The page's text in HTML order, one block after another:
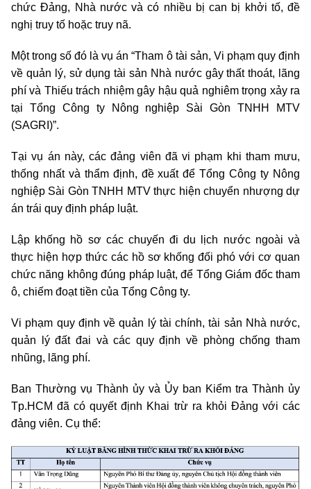
chức Đảng, Nhà nước và có nhiều bị can bị khởi tố, đề
nghị truy tố hoặc truy nã.
Một trong số đó là vụ án “Tham ô tài sản, Vi phạm quy định
về quản lý, sử dụng tài sản Nhà nước gây thất thoát, lãng
phí và Thiếu trách nhiệm gây hậu quả nghiêm trọng xảy ra
tại Tổng Công ty Nông nghiệp Sài Gòn TNHH MTV
(SAGRI)”.
Tại vụ án này, các đảng viên đã vi phạm khi tham mưu,
thống nhất và thẩm định, đề xuất để Tổng Công ty Nông
nghiệp Sài Gòn TNHH MTV thực hiện chuyển nhượng dự
án trái quy định pháp luật.
Lập khống hồ sơ các chuyến đi du lịch nước ngoài và
thực hiện hợp thức các hồ sơ khống đối phó với cơ quan
chức năng không đúng pháp luật, để Tổng Giám đốc tham
ô, chiếm đoạt tiền của Tổng Công ty.
Vi phạm quy định về quản lý tài chính, tài sản Nhà nước,
quản lý đất đai và các quy định về phòng chống tham
nhũng, lãng phí.
Ban Thường vụ Thành ủy và Ủy ban Kiểm tra Thành ủy
Tp.HCM đã có quyết định Khai trừ ra khỏi Đảng với các
đảng viên. Cụ thể: